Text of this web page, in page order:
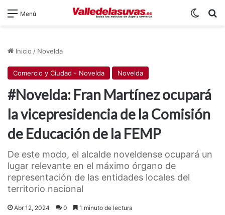
Menú
Inicio / Novelda
Comercio y Ciudad - Novelda Novelda
#Novelda: Fran Martínez ocupará
la vicepresidencia de la Comisión
de Educación de la FEMP
De este modo, el alcalde noveldense ocupará un
lugar relevante en el máximo órgano de
representación de las entidades locales del
territorio nacional
Abr 12, 2024 0 1 minuto de lectura